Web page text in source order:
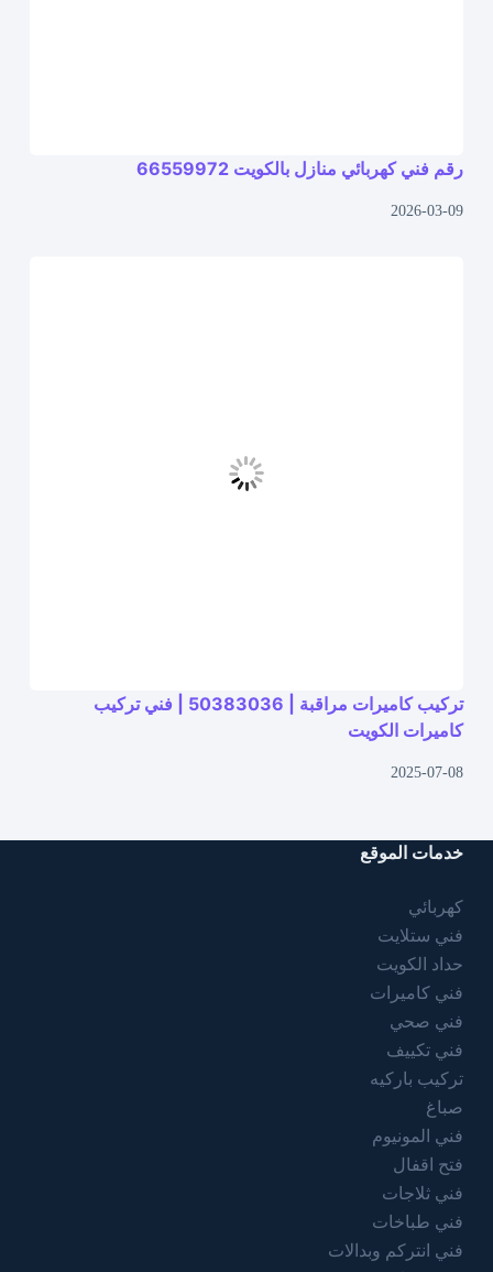
رقم فني كهربائي منازل بالكويت 66559972
2026-03-09
تركيب كاميرات مراقبة | 50383036 | فني تركيب
كاميرات الكويت
2025-07-08
خدمات الموقع
كهربائي
فني ستلايت
حداد الكويت
فني كاميرات
فني صحي
فني تكييف
تركيب باركيه
صباغ
فني المونيوم
فتح اقفال
فني ثلاجات
فني طباخات
فني انتركم وبدالات